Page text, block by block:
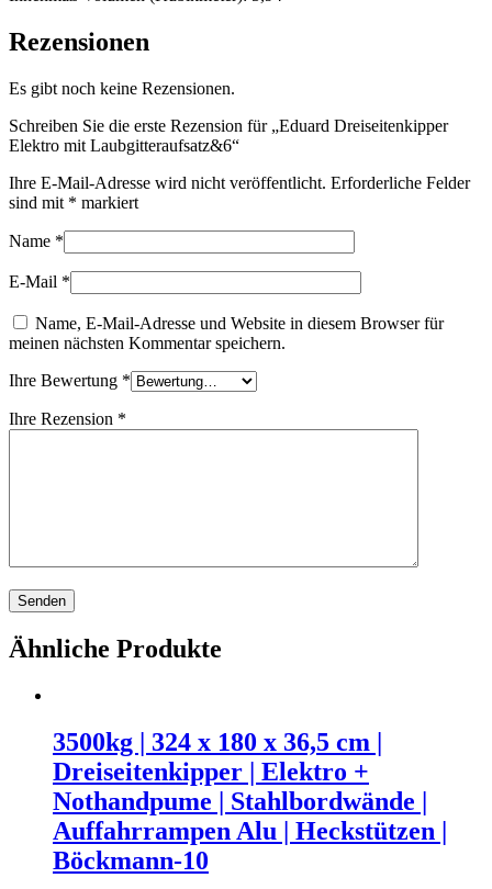
Rezensionen
Es gibt noch keine Rezensionen.
Schreiben Sie die erste Rezension für „Eduard Dreiseitenkipper
Elektro mit Laubgitteraufsatz&6“
Ihre E-Mail-Adresse wird nicht veröffentlicht. Erforderliche Felder
sind mit * markiert
Name *
E-Mail *
Name, E-Mail-Adresse und Website in diesem Browser für
meinen nächsten Kommentar speichern.
Ihre Bewertung *
Ihre Rezension *
Ähnliche Produkte
3500kg | 324 x 180 x 36,5 cm |
Dreiseitenkipper | Elektro +
Nothandpume | Stahlbordwände |
Auffahrrampen Alu | Heckstützen |
Böckmann-10